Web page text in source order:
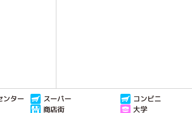
ンター スーパー コンビニ
商店街 大学